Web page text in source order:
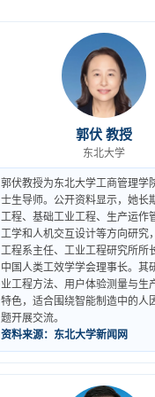
郭伏 教授
东北大学
郭伏教授为东北大学工商管理学
士生导师。公开资料显示，她长
工程、基础工业工程、生产运作
工学和人机交互设计等方向研究
工程系主任、工业工程研究所所
中国人类工效学学会理事长。其
业工程方法、用户体验测量与生
特色，适合围绕智能制造中的人
题开展交流。
资料来源：东北大学新闻网